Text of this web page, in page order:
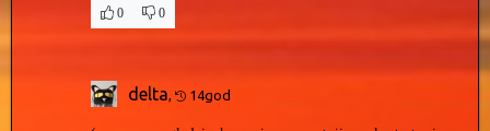
0 0
delta 14god